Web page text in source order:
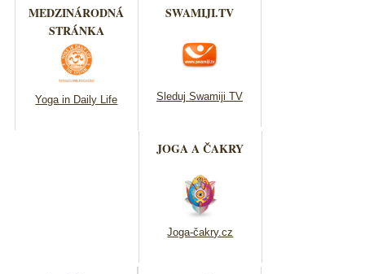
MEDZINÁRODNÁ
STRÁNKA
Yoga in Daily Life
SWAMIJI.TV
Sleduj Swamiji TV
JOGA A ČAKRY
Joga-čakry.cz